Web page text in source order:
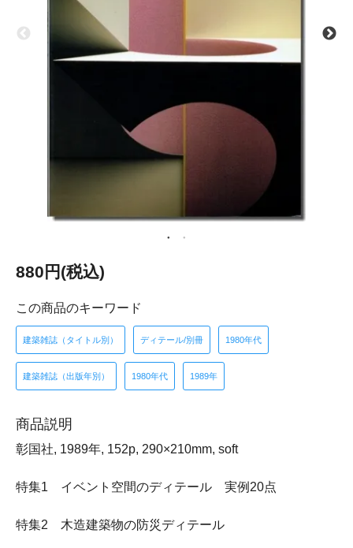
880円(税込)
この商品のキーワード
建築雑誌（タイトル別） ディテール/別冊 1980年代
建築雑誌（出版年別） 1980年代 1989年
商品説明
彰国社, 1989年, 152p, 290×210mm, soft
特集1 イベント空間のディテール 実例20点
特集2 木造建築物の防災ディテール